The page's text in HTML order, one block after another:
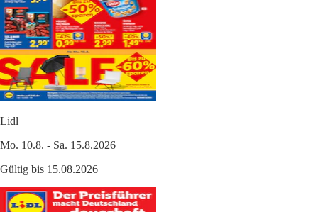
Lidl
Mo. 10.8. - Sa. 15.8.2026
Gültig bis 15.08.2026